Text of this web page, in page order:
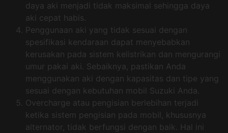
daya aki menjadi tidak maksimal sehingga daya
aki cepat habis.
Penggunaan aki yang tidak sesuai dengan
spesifikasi kendaraan dapat menyebabkan
kerusakan pada sistem kelistrikan dan mengurangi
umur pakai aki. Sebaiknya, pastikan Anda
menggunakan aki dengan kapasitas dan tipe yang
sesuai dengan kebutuhan mobil Suzuki Anda.
Overcharge atau pengisian berlebihan terjadi
ketika sistem pengisian pada mobil, khususnya
alternator, tidak berfungsi dengan baik. Hal ini